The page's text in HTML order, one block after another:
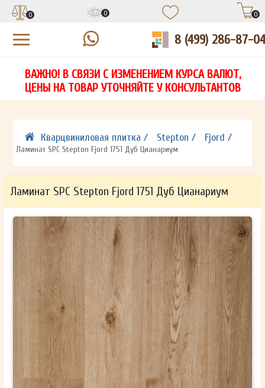
НА
СВЯЖЕТСЯ С ВАМИ В ТЕЧЕНИЕ 15 МИНУТ
ОТПРАВИТЬ
Ваши данные не будут переданы третьим лицам
ЗАПОЛНИТЕ ФОРМУ И НАШ МЕНЕДЖЕР
СВЯЖЕТСЯ С ВАМИ В ТЕЧЕНИЕ 15 МИНУТ
ОТПРАВИТЬ
Ваши данные не будут переданы третьим лицам
ЗАПОЛНИТЕ ФОРМУ И НАШ МЕНЕДЖЕР
СВЯЖЕТСЯ С ВАМИ В ТЕЧЕНИЕ 15 МИНУТ
ОТПРАВИТЬ
Ваши данные не будут переданы третьим лицам
0 0 0
8 (499) 286-87-04
ВАЖНО! В СВЯЗИ С ИЗМЕНЕНИЕМ КУРСА ВАЛЮТ,
ЦЕНЫ НА ТОВАР УТОЧНЯЙТЕ У КОНСУЛЬТАНТОВ
Кварцвиниловая плитка / Stepton / Fjord /
Ламинат SPC Stepton Fjord 1751 Дуб Цианариум
Ламинат SPC Stepton Fjord 1751 Дуб Цианариум